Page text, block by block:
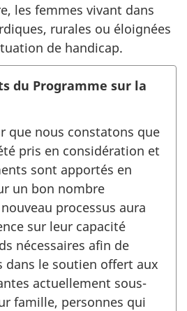
les femmes vivant dans
rurales ou éloignées
de handicap.
du Programme sur la
que nous constatons que
pris en considération et
sont apportés en
un bon nombre
processus aura
sur leur capacité
nécessaires afin de
dans le soutien offert aux
actuellement sous-
famille, personnes qui